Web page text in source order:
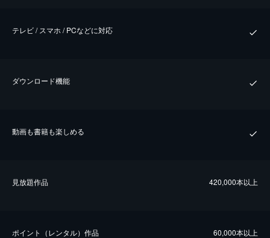
テレビ / スマホ / PCなどに対応
ダウンロード機能
動画も書籍も楽しめる
⾒放題作品 420,000本以上
ポイント（レンタル）作品 60,000本以上